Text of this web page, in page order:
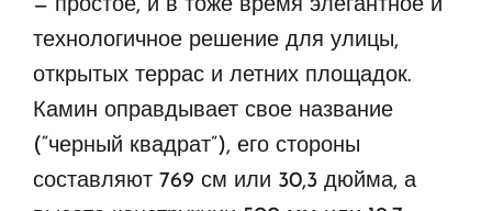
— простое, и в тоже время элегантное и
технологичное решение для улицы,
открытых террас и летних площадок.
Камин оправдывает свое название
(“черный квадрат”), его стороны
составляют 769 см или 30,3 дюйма, а